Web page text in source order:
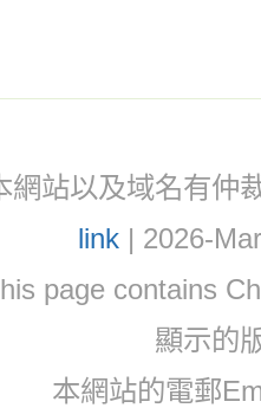
網站以及域名有仲
link| 2026-
page contains
顯示的
本網站的電郵